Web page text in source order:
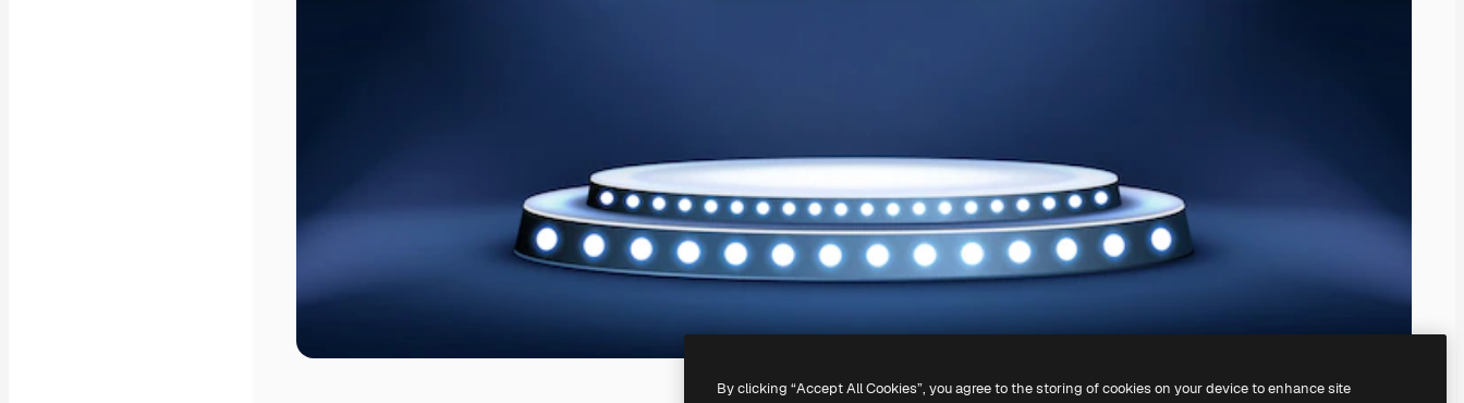
By clicking “Accept All Cookies”, you agree to the storing of cookies on your device to enhance site